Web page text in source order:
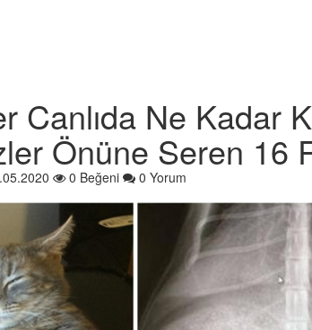
Canlıda Ne Kadar
Önüne Seren 16
0 Beğeni 0 Yorum
Örnek
Gereken 23
Ünlü
Kadınların Bir Dünya
Olduğunun 15 Kanıtı